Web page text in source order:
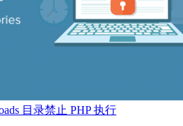
目录禁止 PHP 执行